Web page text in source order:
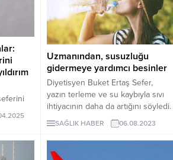
Uzmanından, susuzluğu
gidermeye yardımcı besinler
Diyetisyen Buket Ertaş Sefer,
yazın terleme ve su kaybıyla sıvı
ihtiyacının daha da artığını söyledi.
Ertaş, "Vücudun bütün
hücrelerinin sağlıklı çalışabilmesi
için belli bir su yüzdesine sahip
olması gerekir. Halsizlik,
SAĞLIK HABER 06.08.2023